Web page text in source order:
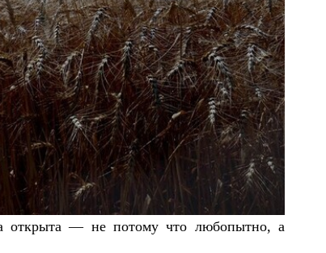
открыта — не потому что любопытно, а